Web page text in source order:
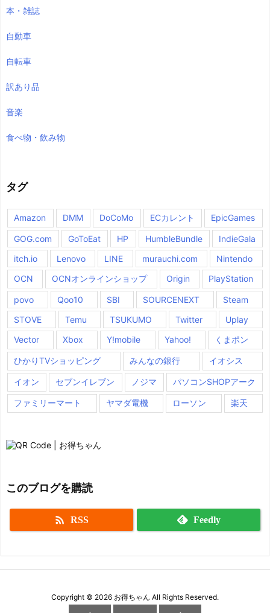
本・雑誌
自動車
自転車
訳あり品
音楽
食べ物・飲み物
タグ
Amazon DMM DoCoMo ECカレント EpicGames
GOG.com GoToEat HP HumbleBundle
IndieGala
itch.io
Lenovo LINE murauchi.com
Nintendo
OCN
OCNオンラインショップ Origin PlayStation
povo Qoo10 SBI SOURCENEXT
Steam
STOVE
Temu TSUKUMO Twitter
Uplay
Vector
Xbox Y!mobile Yahoo! くまポン
ひかりTVショッピング みんなの銀行 イオシス
イオン セブンイレブン ノジマ パソコンSHOPアーク
ファミリーマート ヤマダ電機 ローソン 楽天
このブログを購読
 RSS Feedly
Copyright © 2026 お得ちゃん All Rights Reserved.